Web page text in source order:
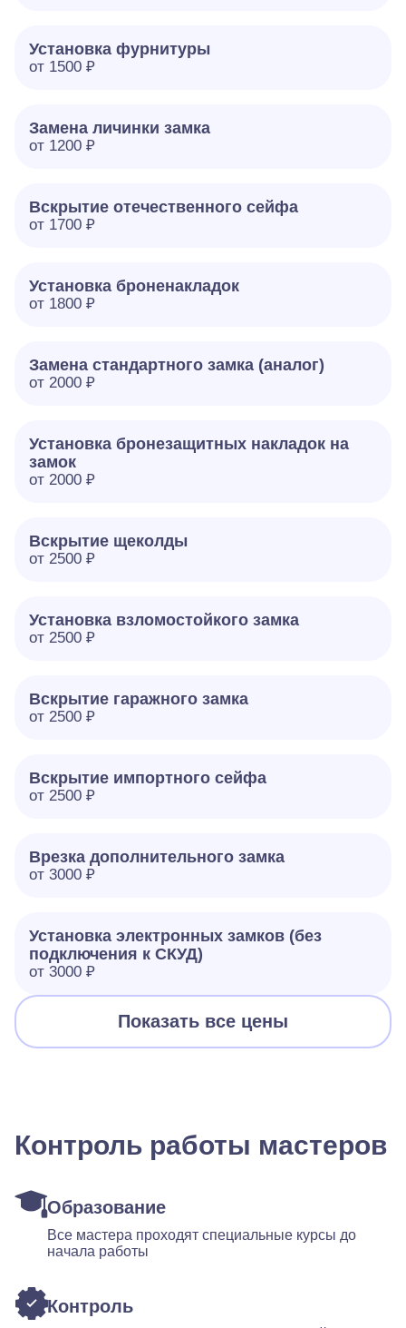
Установка фурнитуры
от 1500 ₽
Замена личинки замка
от 1200 ₽
Вскрытие отечественного сейфа
от 1700 ₽
Установка броненакладок
от 1800 ₽
Замена стандартного замка (аналог)
от 2000 ₽
Установка бронезащитных накладок на
замок
от 2000 ₽
Вскрытие щеколды
от 2500 ₽
Установка взломостойкого замка
от 2500 ₽
Вскрытие гаражного замка
от 2500 ₽
Вскрытие импортного сейфа
от 2500 ₽
Врезка дополнительного замка
от 3000 ₽
Установка электронных замков (без
подключения к СКУД)
от 3000 ₽
Показать все цены
Контроль работы мастеров
Образование
Все мастера проходят специальные курсы до
начала работы
Контроль